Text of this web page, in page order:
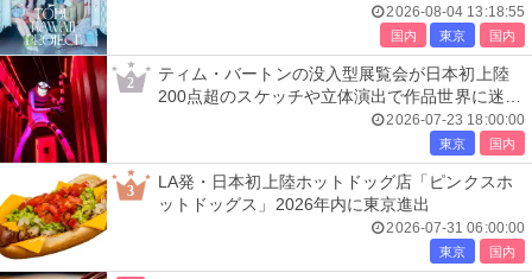
2026-08-04 13:18:55
国内 東京 国内
2
ティム・バートンの没入型展覧会が日本初上陸
200点超のスケッチや立体演出で作品世界に迷い
2026-07-23 18:00:00
東京 国内
3
LA発・日本初上陸ホットドッグ店「ピンクスホ
ットドッグス」2026年内に東京進出
2026-07-31 06:00:00
東京 国内